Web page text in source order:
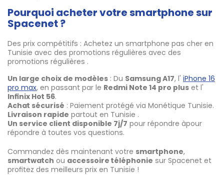
Pourquoi acheter votre smartphone sur
Spacenet ?
Des prix compétitifs : Achetez un smartphone pas cher en
Tunisie avec des promotions régulières avec des
promotions régulières .
Un large choix de modèles : Du Samsung A17, l' iPhone 16
pro max, en passant par le Redmi Note 14 pro plus et l'
Infinix Hot 56.
Achat sécurisé : Paiement protégé via Monétique Tunisie.
Livraison rapide partout en Tunisie .
Un service client disponible 7j/7 pour répondre àpour
répondre à toutes vos questions.
Commandez dès maintenant votre smartphone,
smartwatch ou accessoire téléphonie sur Spacenet et
profitez des meilleurs prix en Tunisie !